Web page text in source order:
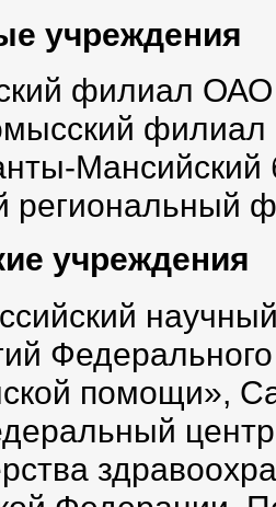
учреждения
филиал
Мансийский
региональный
учреждения
помощи»,
центр